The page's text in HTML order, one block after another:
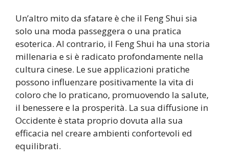
Un’altro mito da sfatare è che il Feng Shui sia
solo una moda passeggera o una pratica
esoterica. Al contrario, il Feng Shui ha una storia
millenaria e si è radicato profondamente nella
cultura cinese. Le sue applicazioni pratiche
possono influenzare positivamente la vita di
coloro che lo praticano, promuovendo la salute,
il benessere e la prosperità. La sua diffusione in
Occidente è stata proprio dovuta alla sua
efficacia nel creare ambienti confortevoli ed
equilibrati.